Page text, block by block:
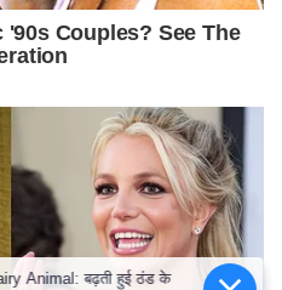
Animal: बढ़ती हुई ठंड के